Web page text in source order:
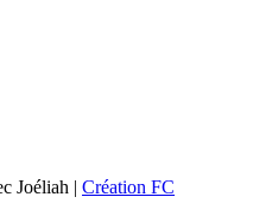
Joéliah | Création FC